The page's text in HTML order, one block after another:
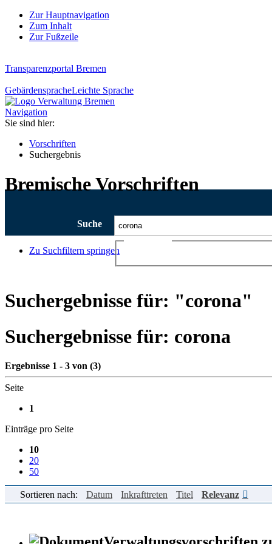
Zur Hauptnavigation
Zum Inhalt
Zur Fußzeile
Transparenzportal Bremen
GebärdenspracheLeichte Sprache
Navigation
Sie sind hier:
Vorschriften
Suchergebnis
Bremische Vorschriften
Suche
Zu Suchfiltern springen
Suchergebnisse für: "corona"
Suchergebnisse für: corona
Ergebnisse 1 - 3 von (3)
Seite
1
Einträge pro Seite
10
20
50
Sortieren nach: Datum Inkrafttreten Titel Relevanz